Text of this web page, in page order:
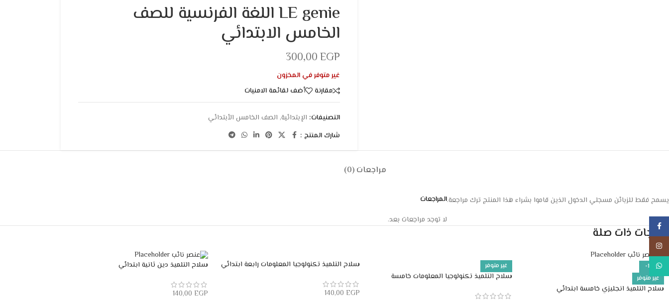
LE genie اللغة الفرنسية للصف
الخامس الابتدائي
300,00EGP
غير متوفر في المخزون
مقارنة
أضف لقائمة الامنيات
التصنيفات: الإبتدائية, الصف الخامس الأبتدائي
شارك المنتج :
مراجعات (0)
المراجعات
لا توجد مراجعات بعد.
يسمح فقط للزبائن مسجلي الدخول الذين قاموا بشراء هذا المنتج ترك مراجعة.
منتجات ذات صلة
-10%
غير متوفر
سلاح التلميذ انجليزي خامسة ابتدائي
غير متوفر
سلاح التلميذ تكنولوجيا المعلومات خامسة
سلاح التلميذ تكنولوجيا المعلومات رابعة ابتدائي
140,00 EGP
سلاح التلميذ دين ثانية ابتدائي
140,00 EGP
Facebook
WhatsApp